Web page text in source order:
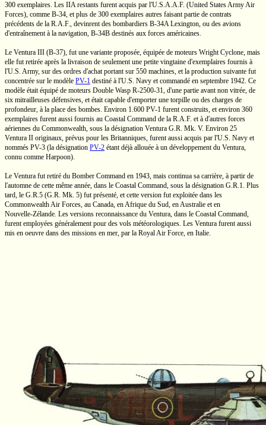
300 exemplaires. Les IIA restants furent acquis par l'U.S.A.A.F. (United States Army Air
Forces), comme B-34, et plus de 300 exemplaires autres faisant partie de contrats
précédents de la R.A.F., devinrent des bombardiers B-34ALexington, ou des avions
d'entraînement à la navigation, B-34B destinés aux forces américaines.
Le Ventura III (B-37), fut une variante proposée, équipée de moteurs Wright Cyclone, mais
elle fut retirée après la livraison de seulement une petite vingtaine d'exemplaires fournis à
l'U.S. Army, sur des ordres d'achat portant sur 550 machines, et la production suivante fut
concentrée sur le modèle PV-1 destiné à l'U.S. Navy et commandé en septembre 1942. Ce
modèle était équipé de moteurs Double Wasp R-2500-31, d'une partie avant non vitrée, de
six mitrailleuses défensives, et était capable d'emporter une torpille ou des charges de
profondeur, à la place des bombes. Environ 1.600 PV-1 furent construits, et environ 360
exemplaires furent aussi fournis au Coastal Command de la R.A.F. et à d'autres forces
aériennes du Commonwealth, sous la désignation Ventura G.R. Mk. V. Environ 25
Ventura II originaux, prévus pour les Britanniques, furent aussi acquis par l'U.S. Navy et
nommés PV-3 (la désignation PV-2 étant déjà allouée à un développement du Ventura,
connu comme Harpoon).
Le Ventura fut retiré du Bomber Command en 1943, mais continua sa carrière, à partir de
l'automne de cette même année, dans le Coastal Command, sous la désignation G.R.1. Plus
tard, le G.R.5 (G.R. Mk. 5) fut présenté, et cette version fut exploitée dans les
Commonwealth Air Forces, au Canada, enAfrique du Sud, en Australie et en
Nouvelle-Zélande. Les versions reconnaissance du Ventura, dans le Coastal Command,
furent employées généralement pour des vols météorologiques. Les Ventura furent aussi
mis en oeuvre dans des missions en mer, par la Royal Air Force, en Italie.